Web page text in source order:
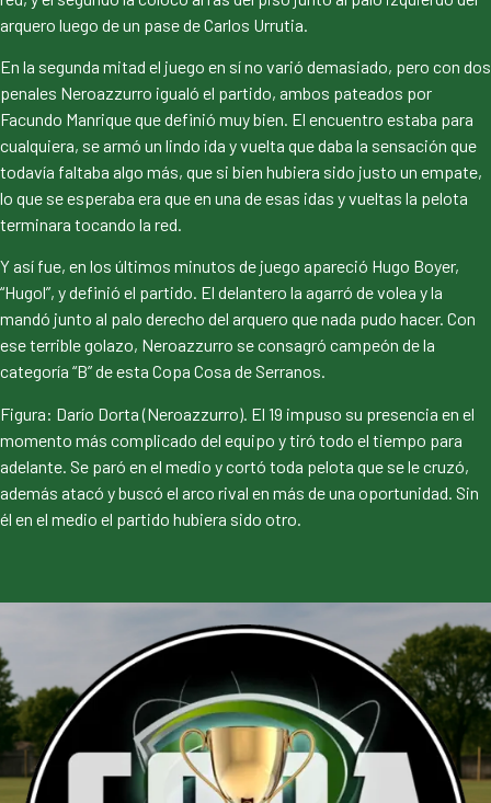
arquero luego de un pase de Carlos Urrutia.
En la segunda mitad el juego en sí no varió demasiado, pero con dos
penales Neroazzurro igualó el partido, ambos pateados por
Facundo Manrique que definió muy bien. El encuentro estaba para
cualquiera, se armó un lindo ida y vuelta que daba la sensación que
todavía faltaba algo más, que si bien hubiera sido justo un empate,
lo que se esperaba era que en una de esas idas y vueltas la pelota
terminara tocando la red.
Y así fue, en los últimos minutos de juego apareció Hugo Boyer,
“Hugol”, y definió el partido. El delantero la agarró de volea y la
mandó junto al palo derecho del arquero que nada pudo hacer. Con
ese terrible golazo, Neroazzurro se consagró campeón de la
categoría “B” de esta Copa Cosa de Serranos.
Figura: Darío Dorta (Neroazzurro). El 19 impuso su presencia en el
momento más complicado del equipo y tiró todo el tiempo para
adelante. Se paró en el medio y cortó toda pelota que se le cruzó,
además atacó y buscó el arco rival en más de una oportunidad. Sin
él en el medio el partido hubiera sido otro.